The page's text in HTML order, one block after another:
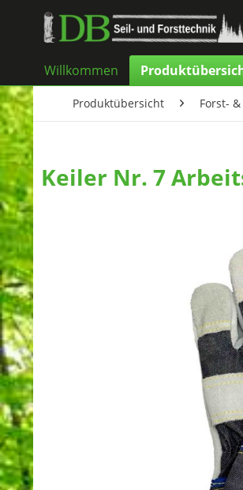
Willkommen
Produktübersicht Forst-
Keiler Nr. 7